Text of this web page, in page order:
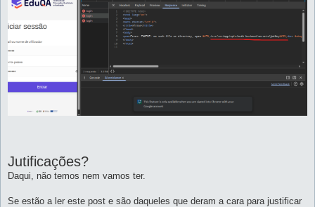
Jutificações?
Daqui, não temos nem vamos ter.
Se estão a ler este post e são daqueles que deram a cara para justificar